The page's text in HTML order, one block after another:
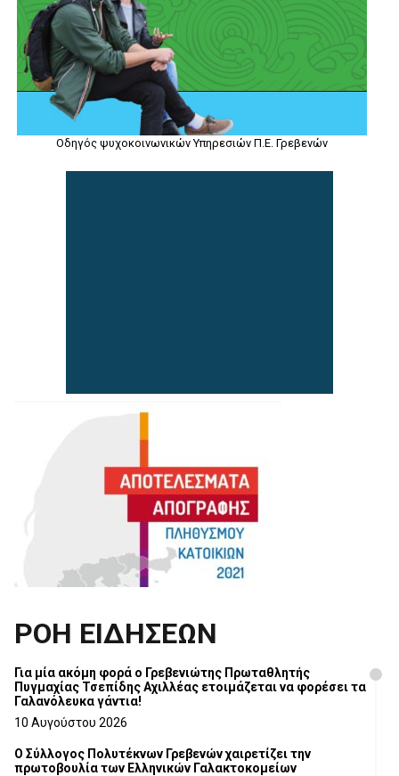
Οδηγός ψυχοκοινωνικών Υπηρεσιών Π.Ε. Γρεβενών
ΡΟΗ ΕΙΔΗΣΕΩΝ
Για μία ακόμη φορά ο Γρεβενιώτης Πρωταθλητής
Πυγμαχίας Τσεπίδης Αχιλλέας ετοιμάζεται να φορέσει τα
Γαλανόλευκα γάντια!
10 Αυγούστου 2026
Ο Σύλλογος Πολυτέκνων Γρεβενών χαιρετίζει την
πρωτοβουλία των Ελληνικών Γαλακτοκομείων